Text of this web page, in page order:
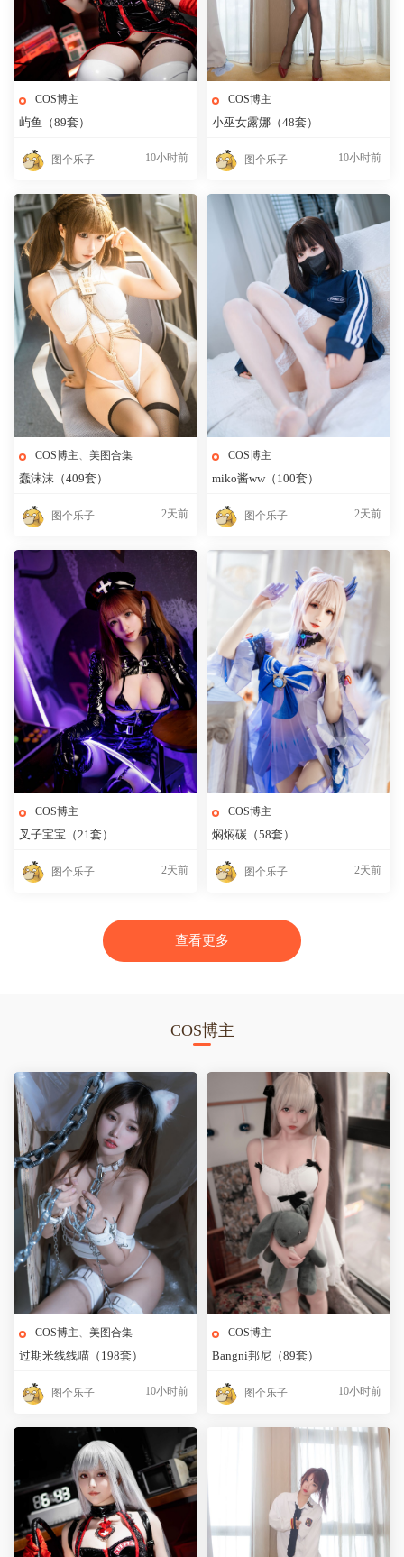
COS博主
屿鱼（89套）
图个乐子 10小时前
COS博主
小巫女露娜（48套）
图个乐子 10小时前
COS博主、 美图合集
蠢沫沫（409套）
图个乐子 2天前
COS博主
miko酱ww（100套）
图个乐子 2天前
COS博主
叉子宝宝（21套）
图个乐子 2天前
COS博主
焖焖碳（58套）
图个乐子 2天前
查看更多
COS博主
COS博主、 美图合集
过期米线线喵（198套）
图个乐子 10小时前
COS博主
Bangni邦尼（89套）
图个乐子 10小时前